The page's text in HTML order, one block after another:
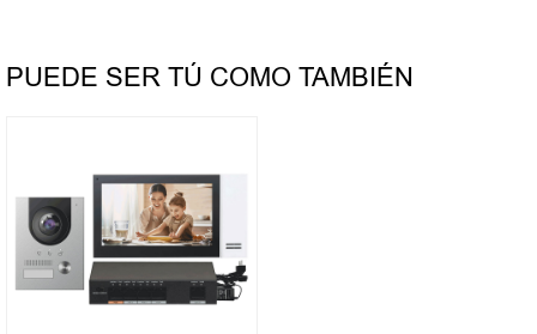
PUEDE SER TÚ COMO TAMBIÉN